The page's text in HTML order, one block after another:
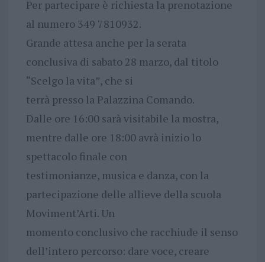
Per partecipare è richiesta la prenotazione
al numero 349 7810932.
Grande attesa anche per la serata
conclusiva di sabato 28 marzo, dal titolo
“Scelgo la vita”, che si
terrà presso la Palazzina Comando.
Dalle ore 16:00 sarà visitabile la mostra,
mentre dalle ore 18:00 avrà inizio lo
spettacolo finale con
testimonianze, musica e danza, con la
partecipazione delle allieve della scuola
Moviment’Arti. Un
momento conclusivo che racchiude il senso
dell’intero percorso: dare voce, creare